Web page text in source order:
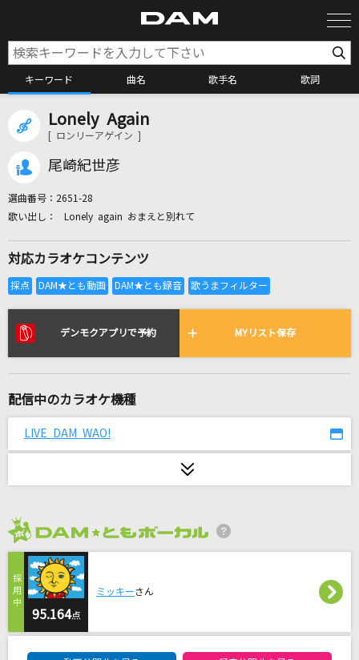
キーワード 曲名 歌手名 歌詞
カラオケ検索
全国りれき
リアルタイムで歌われている曲の一覧
[生音]怪盗
ルル
清水翔太
私は貴方がいいのです
Lonely Again
[ ロンリーアゲイン ]
尾崎紀世彦
選曲番号： 2651-28
Lonely again おまえと別れて
対応カラオケコンテンツ
デンモクアプリで予約 MYリスト保存
配信中のカラオケ機種
LIVE DAM WAO!
95.164点
ミッキーさん